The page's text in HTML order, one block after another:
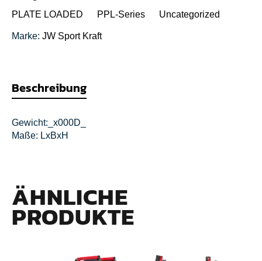
PLATE LOADED
PPL-Series Uncategorized
Marke: JW Sport Kraft
Beschreibung
Gewicht:_x000D_
Maße: LxBxH
ÄHNLICHE
PRODUKTE